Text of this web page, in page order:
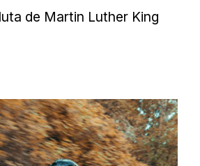
de Martin Luther King